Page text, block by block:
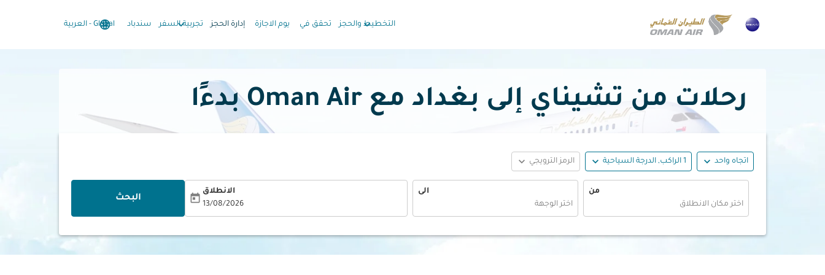
التخطيط والحجز
keyboard_arrow_down تحقق في يوم الاجازة إدارة الحجز تجربية السفر
keyboard_arrow_down سندباد language
Global
- العربية keyboard_arrow_down
رحلات من تشيناي إلى بغداد مع Oman Air بدءًا
اتجاه واحد expand_more 1 الراكب, الدرجة السياحية expand_more الرمز الترويجي expand_more
من الى
الانطلاق
13/08/2026
today البحث